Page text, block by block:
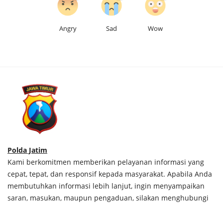
Angry Sad Wow
Polda Jatim
Kami berkomitmen memberikan pelayanan informasi yang
cepat, tepat, dan responsif kepada masyarakat. Apabila Anda
membutuhkan informasi lebih lanjut, ingin menyampaikan
saran, masukan, maupun pengaduan, silakan menghubungi